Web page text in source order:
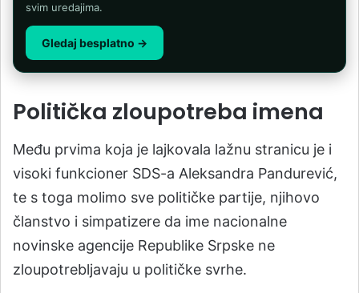
svim uredajima.
Gledaj besplatno →
Politička zloupotreba imena
Među prvima koja je lajkovala lažnu stranicu je i
visoki funkcioner SDS-a Aleksandra Pandurević,
te s toga molimo sve političke partije, njihovo
članstvo i simpatizere da ime nacionalne
novinske agencije Republike Srpske ne
zloupotrebljavaju u političke svrhe.